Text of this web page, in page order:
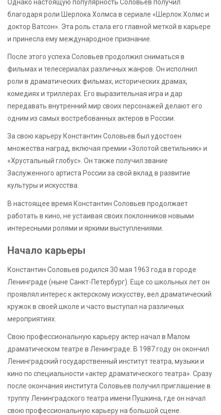
Однако настоящую популярность Соловьев получил
благодаря роли Шерлока Холмса в сериале «Шерлок Холмс и
доктор Ватсон». Эта роль стала его главной меткой в карьере
и принесла ему международное признание.
После этого успеха Соловьев продолжил сниматься в
фильмах и телесериалах различных жанров. Он исполнил
роли в драматических фильмах, исторических драмах,
комедиях и триллерах. Его выразительная игра и дар
передавать внутренний мир своих персонажей делают его
одним из самых востребованных актеров в России.
За свою карьеру Константин Соловьев был удостоен
множества наград, включая премии «Золотой светильник» и
«Хрустальный глобус». Он также получил звание
Заслуженного артиста России за свой вклад в развитие
культуры и искусства.
В настоящее время Константин Соловьев продолжает
работать в кино, не устаивая своих поклонников новыми
интересными ролями и яркими выступлениями.
Начало карьеры
Константин Соловьев родился 30 мая 1963 года в городе
Ленинграде (ныне Санкт-Петербург). Еще со школьных лет он
проявлял интерес к актерскому искусству, вел драматический
кружок в своей школе и часто выступал на различных
мероприятиях.
Свою профессиональную карьеру актер начал в Малом
драматическом театре в Ленинграде. В 1987 году он окончил
Ленинградский государственный институт театра, музыки и
кино по специальности «актер драматического театра». Сразу
после окончания института Соловьев получил приглашение в
труппу Ленинградского театра имени Пушкина, где он начал
свою профессиональную карьеру на большой сцене.